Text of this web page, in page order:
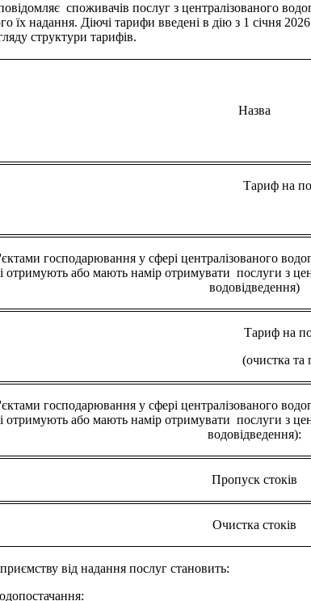
споживачів послуг з централізованого
їх надання. Діючі тарифи введені в дію з 1 січня
структури тарифів.
Назва
Тариф на
господарювання у сфері централізованого
отримують або мають намір отримувати послуги з
водовідведення)
Тариф на
(очистка та
господарювання у сфері централізованого
отримують або мають намір отримувати послуги з
водовідведення):
Пропуск стоків
Очистка стоків
від надання послуг становить: